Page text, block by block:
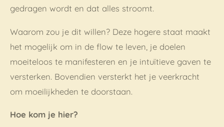
gedragen wordt en dat alles stroomt.
Waarom zou je dit willen? Deze hogere staat maakt
het mogelijk om in de flow te leven, je doelen
moeiteloos te manifesteren en je intuïtieve gaven te
versterken. Bovendien versterkt het je veerkracht
om moeilijkheden te doorstaan.
Hoe kom je hier?